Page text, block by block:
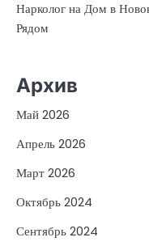
Нарколог на Дом в
Рядом
Архив
Май 2026
Апрель 2026
Март 2026
Октябрь 2024
Сентябрь 2024